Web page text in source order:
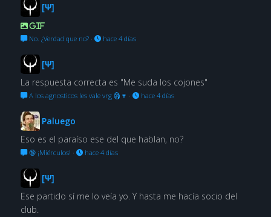
[Ψ]
GIF
No. ¿Verdad que no?· hace 4 días
[Ψ]
La respuesta correcta es "Me suda los cojones"
A los agnosticos les vale vrg 🗿🍷 · hace 4 días
Paluego
Eso es el paraíso ese del que hablan, no?
🔞 ¡Miérculos! · hace 4 días
[Ψ]
Ese partido sí me lo veía yo. Y hasta me hacía socio del
club.